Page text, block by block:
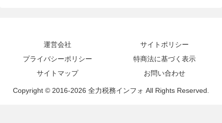
運営会社
サイトポリシー
プライバシーポリシー
特商法に基づく表示
サイトマップ
お問い合わせ
Copyright © 2016-2026 全力税務インフォ All Rights Reserved.